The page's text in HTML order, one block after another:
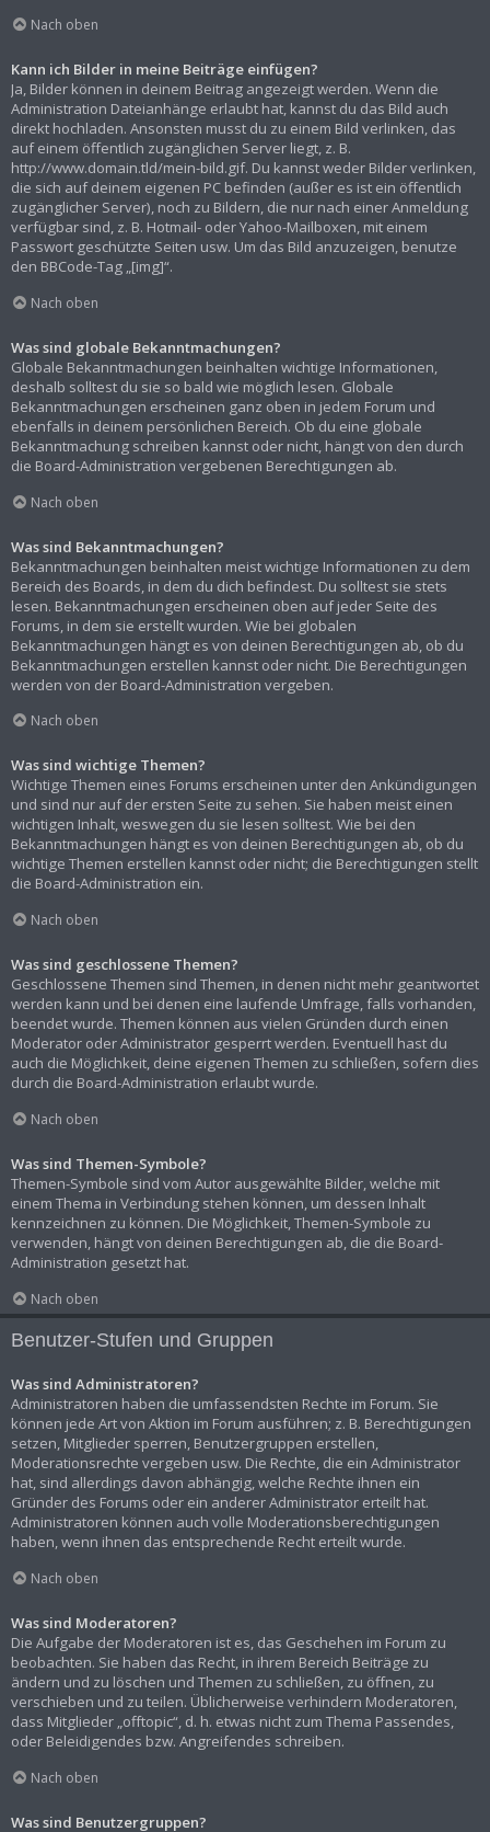
Nach oben
Kann ich Bilder in meine Beiträge einfügen?
Ja, Bilder können in deinem Beitrag angezeigt werden. Wenn die
Administration Dateianhänge erlaubt hat, kannst du das Bild auch
direkt hochladen. Ansonsten musst du zu einem Bild verlinken, das
auf einem öffentlich zugänglichen Server liegt, z. B.
http://www.domain.tld/mein-bild.gif. Du kannst weder Bilder verlinken,
die sich auf deinem eigenen PC befinden (außer es ist ein öffentlich
zugänglicher Server), noch zu Bildern, die nur nach einer Anmeldung
verfügbar sind, z. B. Hotmail- oder Yahoo-Mailboxen, mit einem
Passwort geschützte Seiten usw. Um das Bild anzuzeigen, benutze
den BBCode-Tag „[img]“.
Nach oben
Was sind globale Bekanntmachungen?
Globale Bekanntmachungen beinhalten wichtige Informationen,
deshalb solltest du sie so bald wie möglich lesen. Globale
Bekanntmachungen erscheinen ganz oben in jedem Forum und
ebenfalls in deinem persönlichen Bereich. Ob du eine globale
Bekanntmachung schreiben kannst oder nicht, hängt von den durch
die Board-Administration vergebenen Berechtigungen ab.
Nach oben
Was sind Bekanntmachungen?
Bekanntmachungen beinhalten meist wichtige Informationen zu dem
Bereich des Boards, in dem du dich befindest. Du solltest sie stets
lesen. Bekanntmachungen erscheinen oben auf jeder Seite des
Forums, in dem sie erstellt wurden. Wie bei globalen
Bekanntmachungen hängt es von deinen Berechtigungen ab, ob du
Bekanntmachungen erstellen kannst oder nicht. Die Berechtigungen
werden von der Board-Administration vergeben.
Nach oben
Was sind wichtige Themen?
Wichtige Themen eines Forums erscheinen unter den Ankündigungen
und sind nur auf der ersten Seite zu sehen. Sie haben meist einen
wichtigen Inhalt, weswegen du sie lesen solltest. Wie bei den
Bekanntmachungen hängt es von deinen Berechtigungen ab, ob du
wichtige Themen erstellen kannst oder nicht; die Berechtigungen stellt
die Board-Administration ein.
Nach oben
Was sind geschlossene Themen?
Geschlossene Themen sind Themen, in denen nicht mehr geantwortet
werden kann und bei denen eine laufende Umfrage, falls vorhanden,
beendet wurde. Themen können aus vielen Gründen durch einen
Moderator oder Administrator gesperrt werden. Eventuell hast du
auch die Möglichkeit, deine eigenen Themen zu schließen, sofern dies
durch die Board-Administration erlaubt wurde.
Nach oben
Was sind Themen-Symbole?
Themen-Symbole sind vom Autor ausgewählte Bilder, welche mit
einem Thema in Verbindung stehen können, um dessen Inhalt
kennzeichnen zu können. Die Möglichkeit, Themen-Symbole zu
verwenden, hängt von deinen Berechtigungen ab, die die Board-
Administration gesetzt hat.
Nach oben
Benutzer-Stufen und Gruppen
Was sind Administratoren?
Administratoren haben die umfassendsten Rechte im Forum. Sie
können jede Art von Aktion im Forum ausführen; z. B. Berechtigungen
setzen, Mitglieder sperren, Benutzergruppen erstellen,
Moderationsrechte vergeben usw. Die Rechte, die ein Administrator
hat, sind allerdings davon abhängig, welche Rechte ihnen ein
Gründer des Forums oder ein anderer Administrator erteilt hat.
Administratoren können auch volle Moderationsberechtigungen
haben, wenn ihnen das entsprechende Recht erteilt wurde.
Nach oben
Was sind Moderatoren?
Die Aufgabe der Moderatoren ist es, das Geschehen im Forum zu
beobachten. Sie haben das Recht, in ihrem Bereich Beiträge zu
ändern und zu löschen und Themen zu schließen, zu öffnen, zu
verschieben und zu teilen. Üblicherweise verhindern Moderatoren,
dass Mitglieder „offtopic“, d. h. etwas nicht zum Thema Passendes,
oder Beleidigendes bzw. Angreifendes schreiben.
Nach oben
Was sind Benutzergruppen?